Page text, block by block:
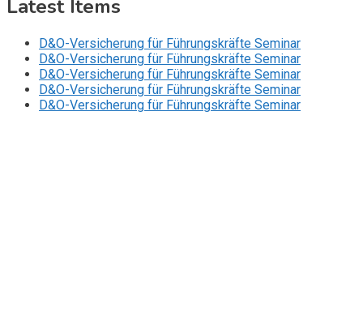
Latest Items
D&O-Versicherung für Führungskräfte Seminar
D&O-Versicherung für Führungskräfte Seminar
D&O-Versicherung für Führungskräfte Seminar
D&O-Versicherung für Führungskräfte Seminar
D&O-Versicherung für Führungskräfte Seminar